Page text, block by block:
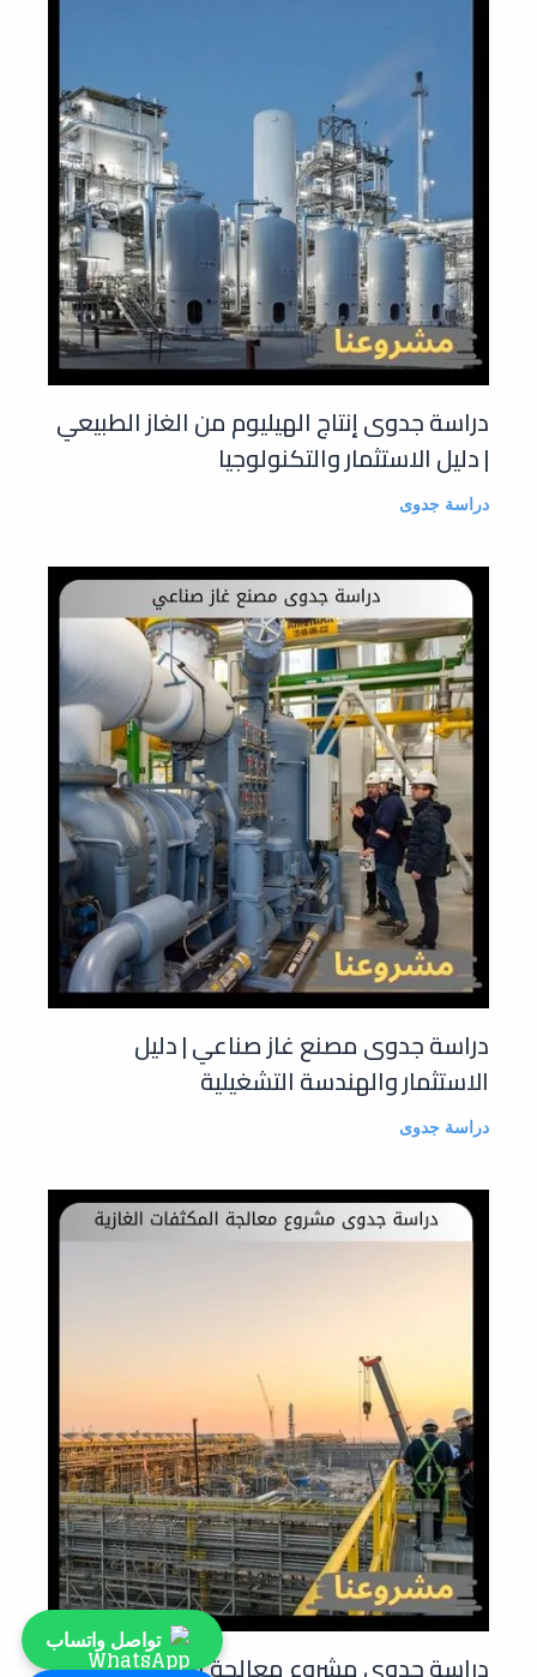
دراسة جدوى إنتاج الهيليوم من الغاز الطبيعي
| دليل الاستثمار والتكنولوجيا
دراسة جدوى
دراسة جدوى مصنع غاز صناعي | دليل
الاستثمار والهندسة التشغيلية
دراسة جدوى
تواصل واتساب